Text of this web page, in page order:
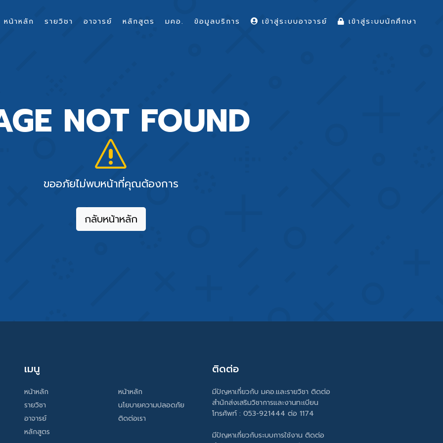
NOT FOUND
ขออภัยไม่พบหน้าที่คุณต้องการ
กลับหน้าหลัก
เมนู
หน้าหลัก
รายวิชา
อาจารย์
หลักสูตร
หน้าหลัก
นโยบายความปลอดภัย
ติดต่อเรา
ติดต่อ
มีปัญหาเกี่ยวกับ มคอ.และรายวิชา ติดต่อ
สำนักส่งเสริมวิชาการและงานทะเบียน
โทรศัพท์ : 053-921444 ต่อ 1174
มีปัญหาเกี่ยวกับระบบการใช้งาน ติดต่อ
หน้าหลัก รายวิชา อาจารย์ หลักสูตร มคอ. ข้อมูลบริการ เข้าสู่ระบบอาจารย์ เข้าสู่ระบบนักศึกษา